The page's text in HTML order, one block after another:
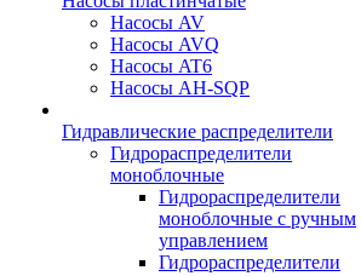
Насосы AV
Насосы AVQ
Насосы AT6
Насосы AH-SQP
Гидравлические распределители
Гидрораспределители
моноблочные
Гидрораспределители
моноблочные с ручным
управлением
Гидрораспределители